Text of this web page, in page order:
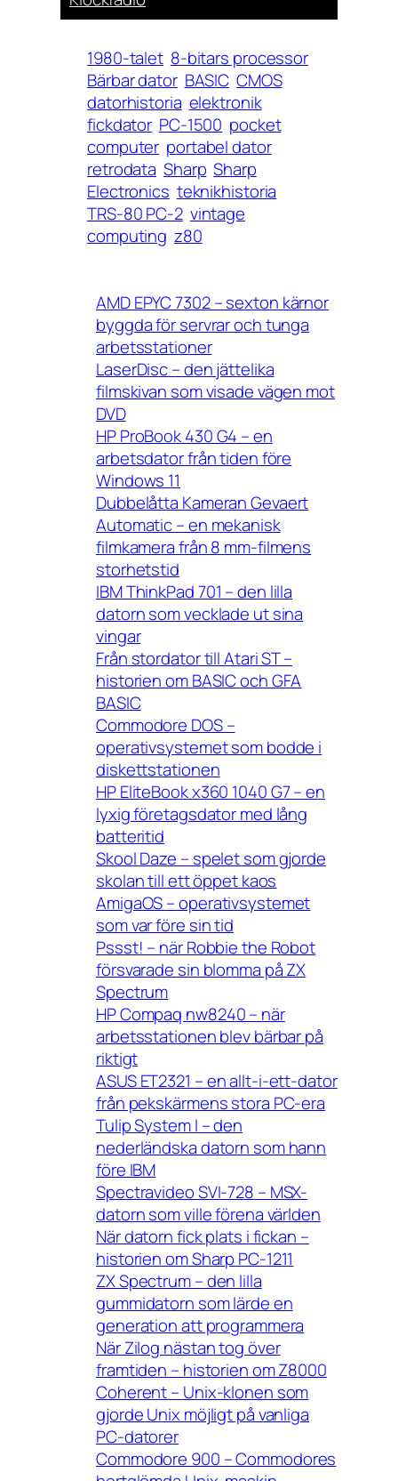
1980-talet 8-bitars processor
Bärbar dator BASIC CMOS
datorhistoria elektronik
fickdator PC-1500 pocket
computer portabel dator
retrodata Sharp Sharp
Electronics teknikhistoria
TRS-80 PC-2 vintage
computing z80
AMD EPYC 7302 – sexton kärnor
byggda för servrar och tunga
arbetsstationer
LaserDisc – den jättelika
filmskivan som visade vägen mot
DVD
HP ProBook 430 G4 – en
arbetsdator från tiden före
Windows 11
Dubbelåtta Kameran Gevaert
Automatic – en mekanisk
filmkamera från 8 mm-filmens
storhetstid
IBM ThinkPad 701 – den lilla
datorn som vecklade ut sina
vingar
Från stordator till Atari ST –
historien om BASIC och GFA
BASIC
Commodore DOS –
operativsystemet som bodde i
diskettstationen
HP EliteBook x360 1040 G7 – en
lyxig företagsdator med lång
batteritid
Skool Daze – spelet som gjorde
skolan till ett öppet kaos
AmigaOS – operativsystemet
som var före sin tid
Pssst! – när Robbie the Robot
försvarade sin blomma på ZX
Spectrum
HP Compaq nw8240 – när
arbetsstationen blev bärbar på
riktigt
ASUS ET2321 – en allt-i-ett-dator
från pekskärmens stora PC-era
Tulip System I – den
nederländska datorn som hann
före IBM
Spectravideo SVI-728 – MSX-
datorn som ville förena världen
När datorn fick plats i fickan –
historien om Sharp PC-1211
ZX Spectrum – den lilla
gummidatorn som lärde en
generation att programmera
När Zilog nästan tog över
framtiden – historien om Z8000
Coherent – Unix-klonen som
gjorde Unix möjligt på vanliga
PC-datorer
Commodore 900 – Commodores